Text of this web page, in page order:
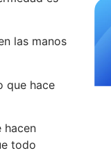
las manos
que hace
hacen
todo